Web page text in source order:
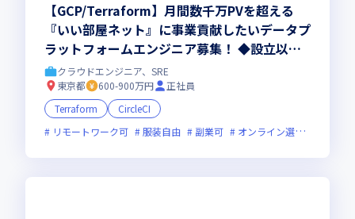
【GCP/Terraform】月間数千万PVを超える
『いい部屋ネット』に事業貢献したいデータプ
ラットフォームエンジニア募集！ ◆設立以
来、黒字成長 ◆フレックス ◆年間休日125日
以上 ◆リモートワーク相談可 ◆残業月10h程
度 ◆副業可
クラウドエンジニア、SRE
東京都
600-900万円
正社員
Terraform
CircleCI
リモートワーク可
服装自由 副業可 オンライン選考可